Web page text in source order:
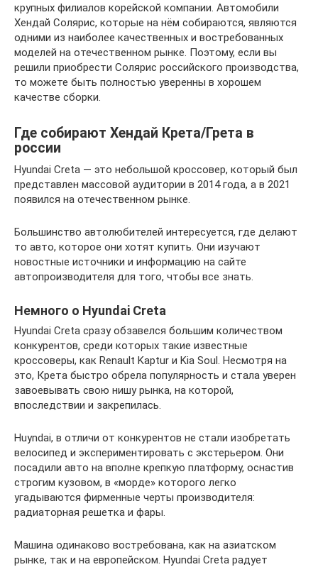
крупных филиалов корейской компании. Автомобили
Хендай Солярис, которые на нём собираются, являются
одними из наиболее качественных и востребованных
моделей на отечественном рынке. Поэтому, если вы
решили приобрести Солярис российского производства,
то можете быть полностью уверенны в хорошем
качестве сборки.
Где собирают Хендай Крета/Грета в
россии
Hyundai Creta — это небольшой кроссовер, который был
представлен массовой аудитории в 2014 года, а в 2021
появился на отечественном рынке.
Большинство автолюбителей интересуется, где делают
то авто, которое они хотят купить. Они изучают
новостные источники и информацию на сайте
автопроизводителя для того, чтобы все знать.
Немного о Hyundai Creta
Hyundai Creta сразу обзавелся большим количеством
конкурентов, среди которых такие известные
кроссоверы, как Renault Kaptur и Kia Soul. Несмотря на
это, Крета быстро обрела популярность и стала уверен
завоевывать свою нишу рынка, на которой,
впоследствии и закрепилась.
Huyndai, в отличи от конкурентов не стали изобретать
велосипед и экспериментировать с экстерьером. Они
посадили авто на вполне крепкую платформу, оснастив
строгим кузовом, в «морде» которого легко
угадываются фирменные черты производителя:
радиаторная решетка и фары.
Машина одинаково востребована, как на азиатском
рынке, так и на европейском. Hyundai Creta радует